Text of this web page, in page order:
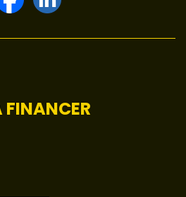
FINANCER